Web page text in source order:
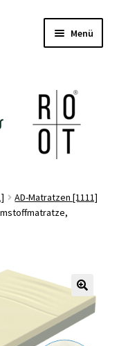
Menü
öffnen
öffnen
AD-Matratzen [1111]
🔍